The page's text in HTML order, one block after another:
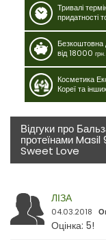
Тривалі
придатності
Безкоштовна
від 18000 грн.
Косметика
Кореї та
Відгуки про
протеїнами
Sweet Love
ЛІЗА
04.03.2018
Оцінка: 5!